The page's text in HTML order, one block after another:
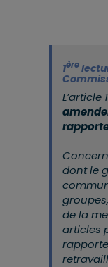
1ère
dont le
de la
articles